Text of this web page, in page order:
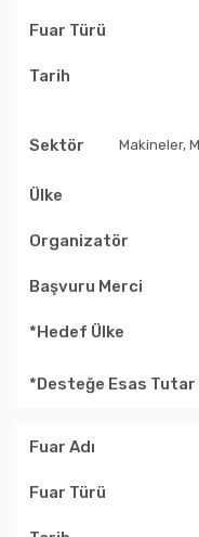
Makineler,